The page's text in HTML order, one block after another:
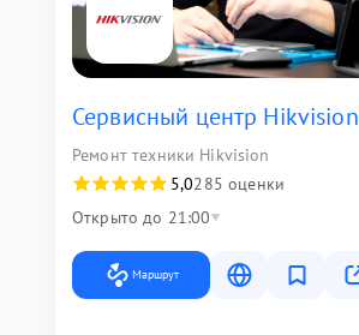
Сервисный центр Hikvision
Ремонт техники Hikvision
5,0285 оценки
Открыто до 21:00
Маршрут